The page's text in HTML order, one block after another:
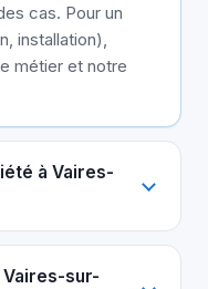
cas. Pour un
installation),
métier et notre
à Vaires-
Vaires-sur-